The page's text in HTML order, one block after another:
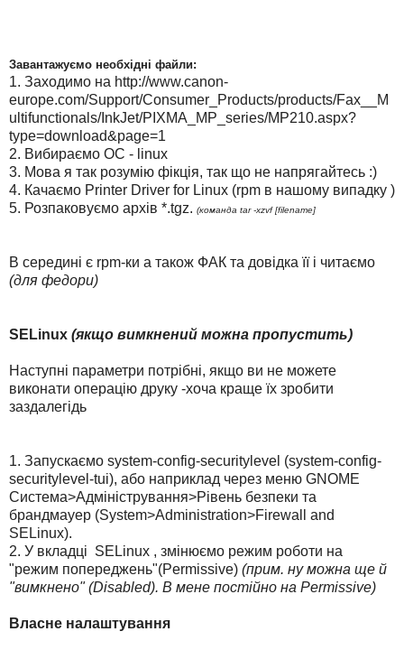
Завантажуємо необхідні файли:
1. Заходимо на http://www.canon-
europe.com/Support/Consumer_Products/products/Fax__M
ultifunctionals/InkJet/PIXMA_MP_series/MP210.aspx?
type=download&page=1
2. Вибираємо ОС - linux
3. Мова я так розумію фікція, так що не напрягайтесь :)
4. Качаємо Printer Driver for Linux (rpm в нашому випадку )
5. Розпаковуємо архів *.tgz. (команда tar -xzvf [filename]
В середині є rpm-ки а також ФАК та довідка її і читаємо
(для федори)
SELinux (якщо вимкнений можна пропустить)
Наступні параметри потрібні, якщо ви не можете
виконати операцію друку -хоча краще їх зробити
заздалегідь
1. Запускаємо system-config-securitylevel (system-config-
securitylevel-tui), або наприклад через меню GNOME
Система>Адміністрування>Рівень безпеки та
брандмауер (System>Administration>Firewall and
SELinux).
2. У вкладці SELinux , змінюємо режим роботи на
"режим попереджень"(Permissive) (прим. ну можна ще й
"вимкнено" (Disabled). В мене постійно на Permissive)
Власне налаштування